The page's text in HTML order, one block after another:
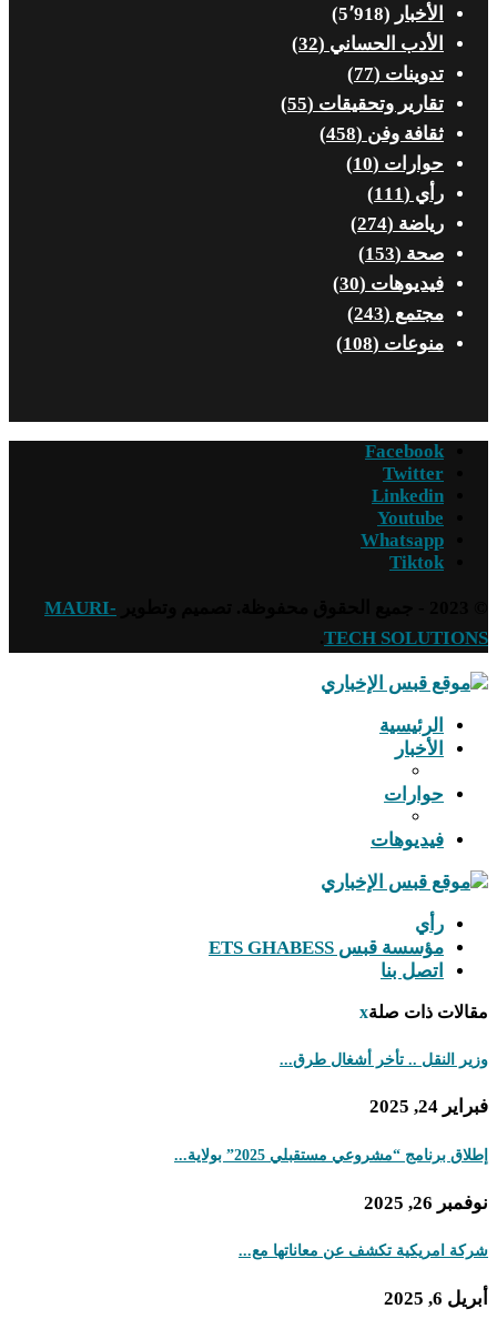
الأخبار (5٬918)
الأدب الحساني (32)
تدوينات (77)
تقارير وتحقيقات (55)
ثقافة وفن (458)
حوارات (10)
رأي (111)
رياضة (274)
صحة (153)
فيديوهات (30)
مجتمع (243)
منوعات (108)
Facebook
Twitter
Linkedin
Youtube
Whatsapp
Tiktok
MAURI-
TECH SOLUTIONS
الرئيسية
الأخبار
حوارات
فيديوهات
رأي
مؤسسة قبس ETS GHABESS
اتصل بنا
مقالات ذات صلةx
وزير النقل .. تأخر أشغال طرق...
فبراير 24, 2025
إطلاق برنامج “مشروعي مستقبلي 2025” بولاية...
نوفمبر 26, 2025
شركة امريكية تكشف عن معاناتها مع...
أبريل 6, 2025